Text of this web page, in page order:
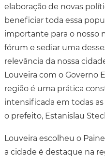
elaboração de novas
beneficiar toda essa
importante para o nosso
fórum e sediar uma
relevância da nossa
Louveira com o Governo
região é uma prática
intensificada em todas as
o prefeito, Estanislau
Louveira escolheu o
a cidade é destaque na